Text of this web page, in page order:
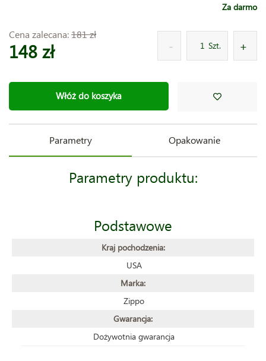
Za darmo
Cena zalecana:181 zł
148 zł Szt.
Włóż do koszyka
Parametry Opakowanie
Parametry produktu:
Podstawowe
Kraj pochodzenia:
USA
Marka:
Zippo
Gwarancja:
Dożywotnia gwarancja